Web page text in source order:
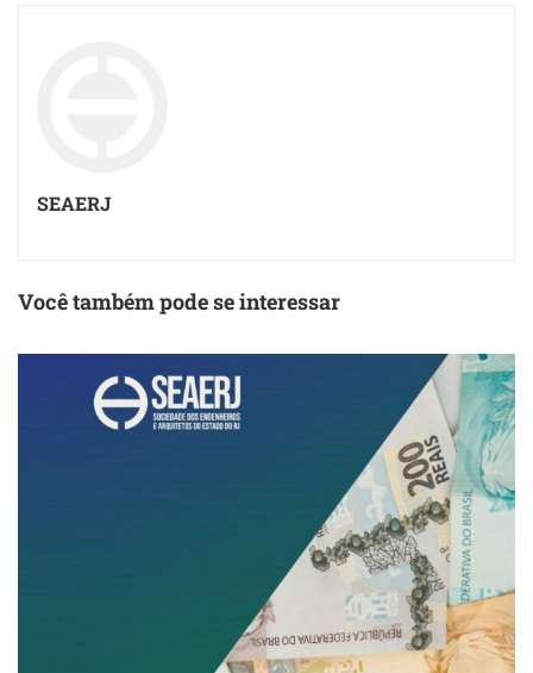
SEAERJ
Você também pode se interessar